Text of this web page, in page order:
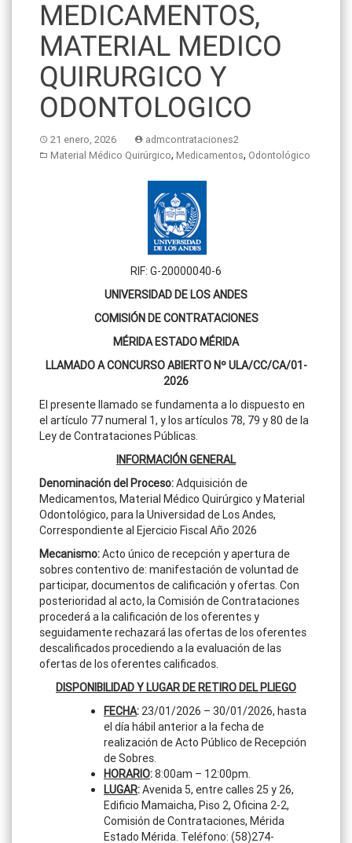
MEDICAMENTOS,
MATERIAL MEDICO
QUIRURGICO Y
ODONTOLOGICO
21 enero, 2026
admcontrataciones2
Material Médico Quirúrgico, Medicamentos, Odontológico
RIF: G-20000040-6
UNIVERSIDAD DE LOS ANDES
COMISIÓN DE CONTRATACIONES
MÉRIDA ESTADO MÉRIDA
LLAMADO A CONCURSO ABIERTO Nº ULA/CC/CA/01-
2026
El presente llamado se fundamenta a lo dispuesto en
el artículo 77 numeral 1, y los artículos 78, 79 y 80 de la
Ley de Contrataciones Públicas.
INFORMACIÓN GENERAL
Denominación del Proceso:Adquisición de
Medicamentos, Material Médico Quirúrgico y Material
Odontológico, para la Universidad de Los Andes,
Correspondiente al Ejercicio Fiscal Año 2026
Mecanismo:Acto único de recepción y apertura de
sobres contentivo de: manifestación de voluntad de
participar, documentos de calificación y ofertas. Con
posterioridad al acto, la Comisión de Contrataciones
procederá a la calificación de los oferentes y
seguidamente rechazará las ofertas de los oferentes
descalificados procediendo a la evaluación de las
ofertas de los oferentes calificados.
DISPONIBILIDAD Y LUGAR DE RETIRO DEL PLIEGO
FECHA: 23/01/2026 – 30/01/2026, hasta
el día hábil anterior a la fecha de
realización de Acto Público de Recepción
de Sobres.
HORARIO:8:00am – 12:00pm.
LUGAR:Avenida 5, entre calles 25 y 26,
Edificio Mamaicha, Piso 2, Oficina 2-2,
Comisión de Contrataciones, Mérida
Estado Mérida. Teléfono: (58)274-